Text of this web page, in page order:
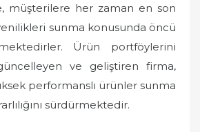
müşterilere her zaman en son
sunma konusunda öncü
Ürün portföylerini
ve geliştiren firma,
performanslı ürünler sunma
sürdürmektedir.